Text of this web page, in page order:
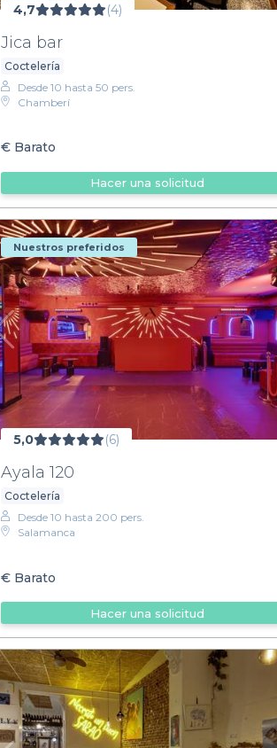
4,7 (4)
Jica bar
Coctelería
Desde 10 hasta 50 pers.
Chamberí
€Barato
Hacer una solicitud
Nuestros preferidos
5,0 (6)
Ayala 120
Coctelería
Desde 10 hasta 200 pers.
Salamanca
€Barato
Hacer una solicitud